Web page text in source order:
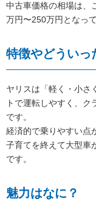
中古車価格の相場は、
万円〜250万円となって
特徴やどういっ
ヤリスは「軽く・小さ
トで運転しやすく、
です。
経済的で乗りやすい点
子育てを終えて大型車
です。
魅力はなに？